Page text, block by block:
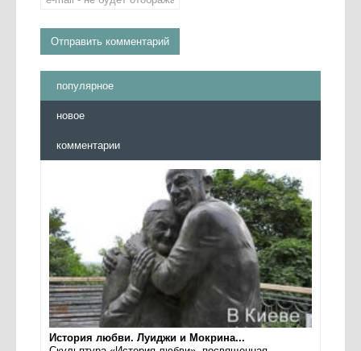
популярное
новое
комментарии
История любви. Луиджи и Мокрина...